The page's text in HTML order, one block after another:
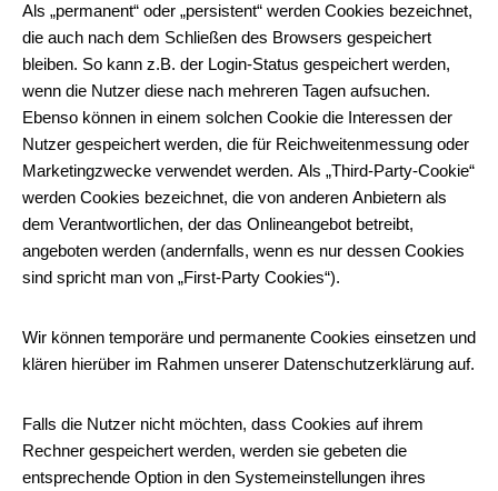
Als „permanent“ oder „persistent“ werden Cookies bezeichnet,
die auch nach dem Schließen des Browsers gespeichert
bleiben. So kann z.B. der Login-Status gespeichert werden,
wenn die Nutzer diese nach mehreren Tagen aufsuchen.
Ebenso können in einem solchen Cookie die Interessen der
Nutzer gespeichert werden, die für Reichweitenmessung oder
Marketingzwecke verwendet werden. Als „Third-Party-Cookie“
werden Cookies bezeichnet, die von anderen Anbietern als
dem Verantwortlichen, der das Onlineangebot betreibt,
angeboten werden (andernfalls, wenn es nur dessen Cookies
sind spricht man von „First-Party Cookies“).
Wir können temporäre und permanente Cookies einsetzen und
klären hierüber im Rahmen unserer Datenschutzerklärung auf.
Falls die Nutzer nicht möchten, dass Cookies auf ihrem
Rechner gespeichert werden, werden sie gebeten die
entsprechende Option in den Systemeinstellungen ihres